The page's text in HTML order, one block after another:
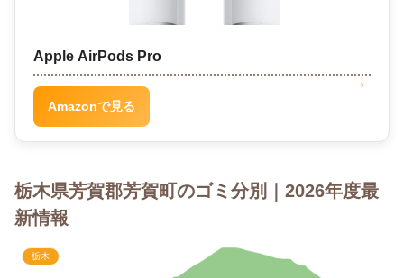
Apple AirPods Pro
Amazonで見る
栃木県芳賀郡芳賀町のゴミ分別｜2026年度最
新情報
栃木